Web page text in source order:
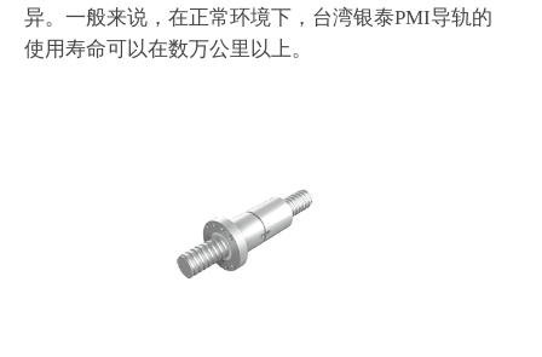
异。一般来说，在正常环境下，台湾银泰PMI导轨的
使用寿命可以在数万公里以上。